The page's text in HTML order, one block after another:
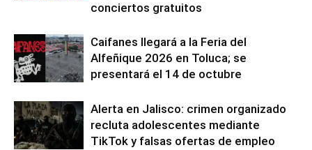
conciertos gratuitos
Caifanes llegará a la Feria del
Alfeñique 2026 en Toluca; se
presentará el 14 de octubre
Alerta en Jalisco: crimen organizado
recluta adolescentes mediante
TikTok y falsas ofertas de empleo